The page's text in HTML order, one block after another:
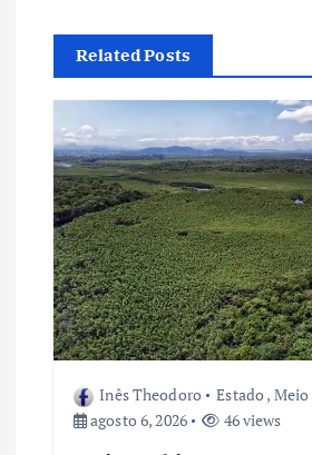
a
ç
ã
o
d
e
P
Related Posts
Inês Theodoro Estado ,
agosto 6, 2026
46 views